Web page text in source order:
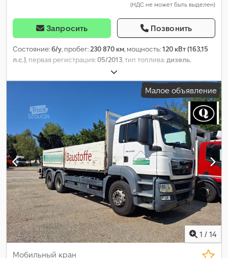
(НДС не может быть выделен)
Запросить Позвонить
Состояние:б/у, пробег:230 870 км, мощность:120 кВт (163,15
л.с.), первая регистрация:05/2013, тип топлива:дизель,
, максимальная грузоподъёмность:
715 кг, общий вес:5 000 кг, конфигурация осей:4x2, колесная
, Выбросы CO₂:262 г/км, расход
, расход топлива (за
городом):9,1 л/100км , расход топлива (смешанный цикл): 9,9
, цвет:жёлтый , кабина водителя: другое, тип
передачи:автоматический, класс выбросов: Евро 5,
подвеска: другое, количество мест:4 , общая длина:6 450 мм,
длина грузового отсека:2 600 мм , ширина пространства для
загрузки:1 500 мм, высота грузового отсека: 1 800 мм, Год
выпуска:2013, строительная высота: 2 980 мм, Оборудование:
ABS, кондиционер, подушка безопасности, сажевый фильтр,
система иммобилайзера, система контроля тяги,
центральный замок, электронная программа стабилизации
(ESP),
Малое объявление
1 / 14
Мобильный кран